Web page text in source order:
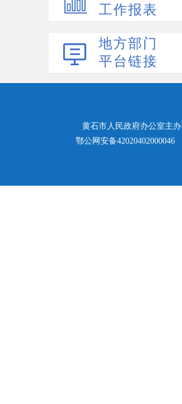
工作报表
地方部门
平台链接
黄石市人民政府办公室主办
鄂公网安备42020402000046